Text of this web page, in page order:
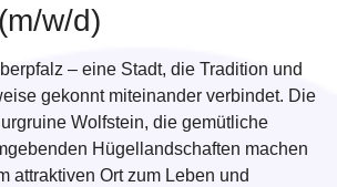
w/d)
– eine Stadt, die Tradition und
gekonnt miteinander verbindet. Die
Wolfstein, die gemütliche
Hügellandschaften machen
attraktiven Ort zum Leben und